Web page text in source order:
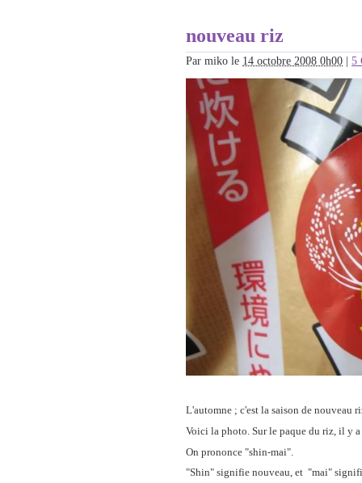
nouveau riz
Par miko le 14 octobre 2008 0h00 | 5
L'automne ; c'est la saison de nouveau
Voici la photo. Sur le paque du riz, il y
On prononce "shin-mai".
"Shin" signifie nouveau, et "mai"